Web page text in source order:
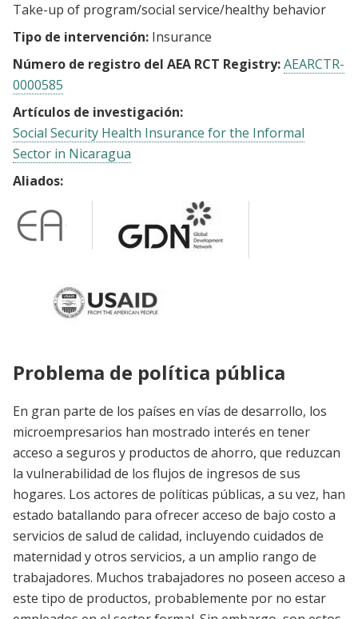
Take-up of program/social service/healthy behavior
Tipo de intervención: Insurance
Número de registro del AEA RCT Registry:AEARCTR-
0000585
Artículos de investigación:
Social Security Health Insurance for the Informal
Sector in Nicaragua
Aliados:
Problema de política pública
En gran parte de los países en vías de desarrollo, los
microempresarios han mostrado interés en tener
acceso a seguros y productos de ahorro, que reduzcan
la vulnerabilidad de los flujos de ingresos de sus
hogares. Los actores de políticas públicas, a su vez, han
estado batallando para ofrecer acceso de bajo costo a
servicios de salud de calidad, incluyendo cuidados de
maternidad y otros servicios, a un amplio rango de
trabajadores. Muchos trabajadores no poseen acceso a
este tipo de productos, probablemente por no estar